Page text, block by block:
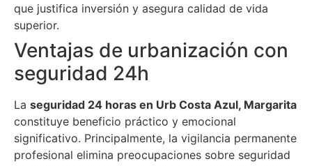
que justifica inversión y asegura calidad de vida
superior.
Ventajas de urbanización con
seguridad 24h
La seguridad 24 horas en Urb Costa Azul, Margarita
constituye beneficio práctico y emocional
significativo. Principalmente, la vigilancia permanente
profesional elimina preocupaciones sobre seguridad